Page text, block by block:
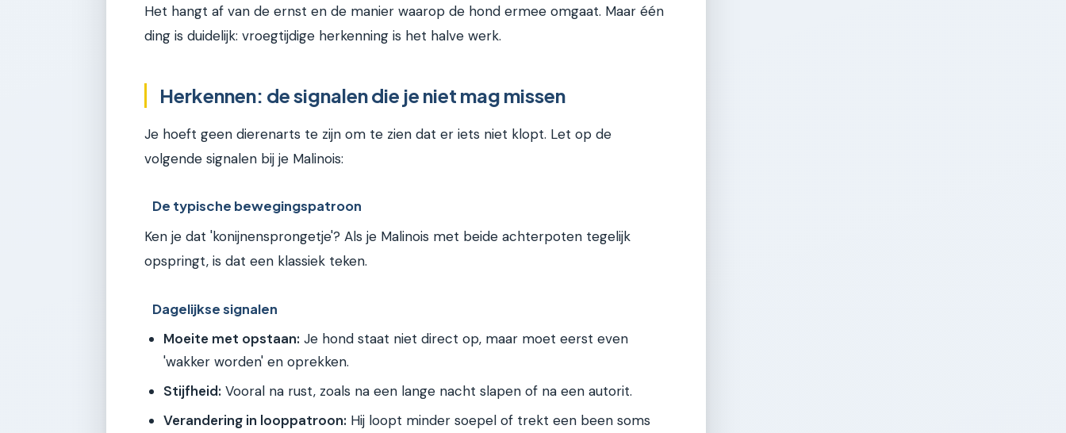
Het hangt af van de ernst en de manier waarop de hond ermee omgaat. Maar één
ding is duidelijk: vroegtijdige herkenning is het halve werk.
Herkennen: de signalen die je niet mag missen
Je hoeft geen dierenarts te zijn om te zien dat er iets niet klopt. Let op de
volgende signalen bij je Malinois:
De typische bewegingspatroon
Ken je dat 'konijnensprongetje'? Als je Malinois met beide achterpoten tegelijk
opspringt, is dat een klassiek teken.
Dagelijkse signalen
Moeite met opstaan: Je hond staat niet direct op, maar moet eerst even
'wakker worden' en oprekken.
Stijfheid: Vooral na rust, zoals na een lange nacht slapen of na een autorit.
Verandering in looppatroon: Hij loopt minder soepel of trekt een been soms